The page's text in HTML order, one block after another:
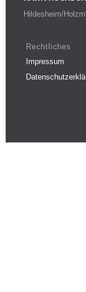
Hildesheim/
Rechtliches
Impressum